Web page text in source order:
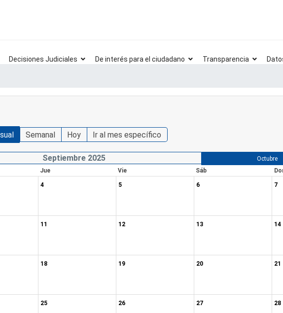
Decisiones Judiciales De interés para el ciudadano Transparencia
Semanal Hoy Ir al mes específico
Septiembre 2025
Octubre
Jue Vie Sáb
4 5 6 7
11 12 13 14
18 19 20 21
25 26 27 28